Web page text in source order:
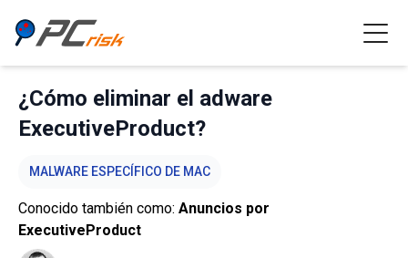
¿Cómo eliminar el adware
ExecutiveProduct?
MALWARE ESPECÍFICO DE MAC
Conocido también como: Anuncios por
ExecutiveProduct